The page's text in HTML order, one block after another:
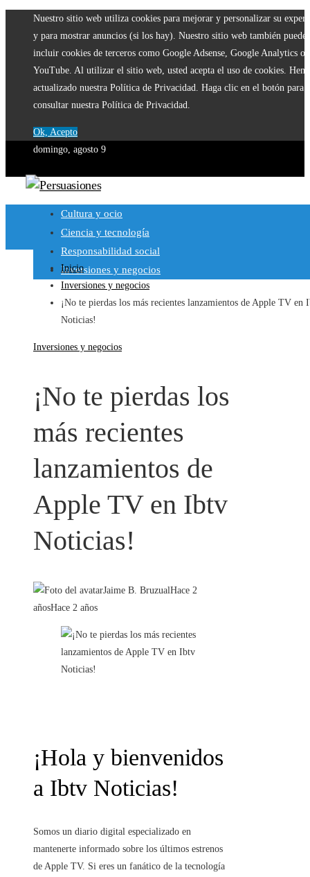
Nuestro sitio web utiliza cookies para mejorar y personalizar su
y para mostrar anuncios (si los hay). Nuestro sitio web también puede
incluir cookies de terceros como Google Adsense, Google Analytics o
YouTube. Al utilizar el sitio web, usted acepta el uso de cookies.
actualizado nuestra Política de Privacidad. Haga clic en el botón para
consultar nuestra Política de Privacidad.
Ok, Acepto
domingo, agosto 9
Cultura y ocio
Ciencia y tecnología
Responsabilidad social
Inversiones y negocios
Inicio
Inversiones y negocios
¡No te pierdas los más recientes lanzamientos de Apple TV en
Noticias!
Inversiones y negocios
¡No te pierdas los
más recientes
lanzamientos de
Apple TV en Ibtv
Noticias!
Jaime B. BruzualHace 2
añosHace 2 años
¡Hola y bienvenidos
a Ibtv Noticias!
Somos un diario digital especializado en
mantenerte informado sobre los últimos estrenos
de Apple TV. Si eres un fanático de la tecnología